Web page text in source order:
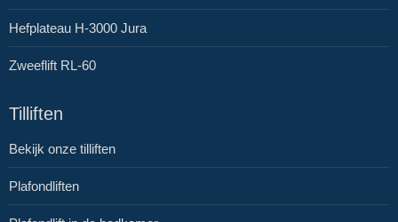
Hefplateau H-3000 Jura
Zweeflift RL-60
Tilliften
Bekijk onze tilliften
Plafondliften